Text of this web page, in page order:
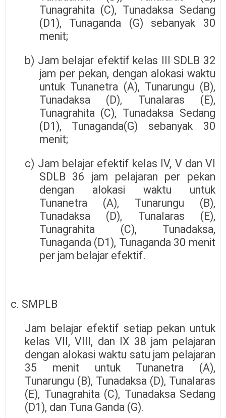
Tunagrahita (C), Tunadaksa Sedang
(D1), Tunaganda (G) sebanyak 30
menit;
b) Jam belajar efektif kelas III SDLB 32
jam per pekan, dengan alokasi waktu
untuk Tunanetra (A), Tunarungu (B),
Tunadaksa (D), Tunalaras (E),
Tunagrahita (C), Tunadaksa Sedang
(D1), Tunaganda(G) sebanyak 30
menit;
c) Jam belajar efektif kelas IV, V dan VI
SDLB 36 jam pelajaran per pekan
dengan alokasi waktu untuk
Tunanetra (A), Tunarungu (B),
Tunadaksa (D), Tunalaras (E),
Tunagrahita (C), Tunadaksa,
Tunaganda (D1), Tunaganda 30 menit
per jam belajar efektif.
c. SMPLB
Jam belajar efektif setiap pekan untuk
kelas VII, VIII, dan IX 38 jam pelajaran
dengan alokasi waktu satu jam pelajaran
35 menit untuk Tunanetra (A),
Tunarungu (B), Tunadaksa (D), Tunalaras
(E), Tunagrahita (C), Tunadaksa Sedang
(D1), dan Tuna Ganda (G).